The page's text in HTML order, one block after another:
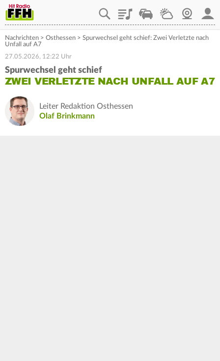
PlaylistStaupilotWetterWebcam
Nachrichten > Osthessen > Spurwechsel geht schief: Zwei Verletzte nach
Unfall auf A7
27.05.2026, 12:22 Uhr
Spurwechsel geht schief
ZWEI VERLETZTE NACH UNFALL AUF A7
Leiter Redaktion Osthessen
Olaf Brinkmann